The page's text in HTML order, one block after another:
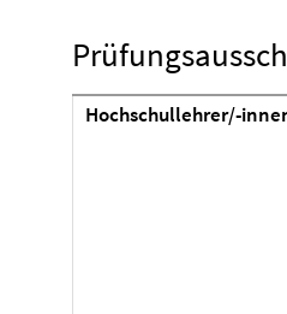
Hochschullehrer/-